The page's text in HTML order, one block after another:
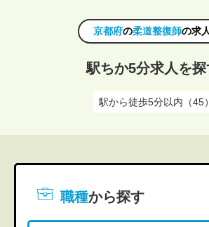
京都府の柔道整復師の求
駅ちか5分求人を探
駅から徒歩5分以内（45）
職種から探す